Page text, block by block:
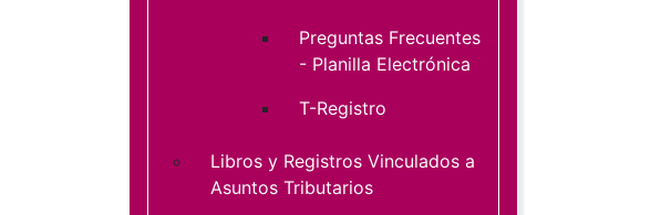
Preguntas Frecuentes
- Planilla Electrónica
T-Registro
Libros y Registros Vinculados a
Asuntos Tributarios